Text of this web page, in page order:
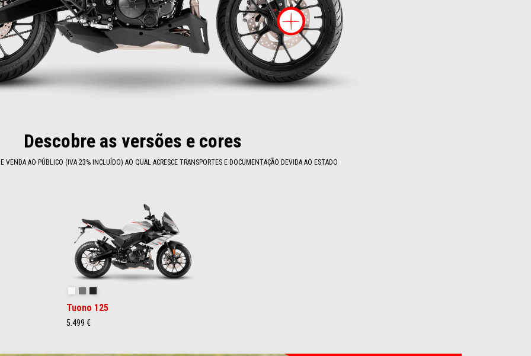
Mais informação em
Descobre as versões e cores
VENDA AO PÚBLICO (IVA 23% INCLUÍDO) AO QUAL ACRESCE TRANSPORTES E DOCUMENTAÇÃO DEVIDA AO ESTADO
Tuono 125
5.499 €